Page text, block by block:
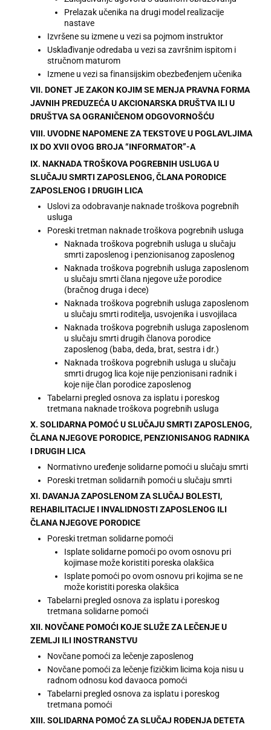
Prelazak učenika na drugi model realizacije
nastave
Izvršene su izmene u vezi sa pojmom instruktor
Usklađivanje odredaba u vezi sa završnim ispitom i
stručnom maturom
Izmene u vezi sa finansijskim obezbeđenjem učenika
VII. DONET JE ZAKON KOJIM SE MENJA PRAVNA FORMA
JAVNIH PREDUZEĆA U AKCIONARSKA DRUŠTVA ILI U
DRUŠTVA SA OGRANIČENOM ODGOVORNOŠĆU
VIII. UVODNE NAPOMENE ZA TEKSTOVE U POGLAVLJIMA
IX DO XVII OVOG BROJA “INFORMATOR”-A
IX. NAKNADA TROŠKOVA POGREBNIH USLUGA U
SLUČAJU SMRTI ZAPOSLENOG, ČLANA PORODICE
ZAPOSLENOG I DRUGIH LICA
Uslovi za odobravanje naknade troškova pogrebnih
usluga
Poreski tretman naknade troškova pogrebnih usluga
Naknada troškova pogrebnih usluga u slučaju
smrti zaposlenog i penzionisanog zaposlenog
Naknada troškova pogrebnih usluga zaposlenom
u slučaju smrti člana njegove uže porodice
(bračnog druga i dece)
Naknada troškova pogrebnih usluga zaposlenom
u slučaju smrti roditelja, usvojenika i usvojilaca
Naknada troškova pogrebnih usluga zaposlenom
u slučaju smrti drugih članova porodice
zaposlenog (baba, deda, brat, sestra i dr.)
Naknada troškova pogrebnih usluga u slučaju
smrti drugog lica koje nije penzionisani radnik i
koje nije član porodice zaposlenog
Tabelarni pregled osnova za isplatu i poreskog
tretmana naknade troškova pogrebnih usluga
X. SOLIDARNA POMOĆ U SLUČAJU SMRTI ZAPOSLENOG,
ČLANA NJEGOVE PORODICE, PENZIONISANOG RADNIKA
I DRUGIH LICA
Normativno uređenje solidarne pomoći u slučaju smrti
Poreski tretman solidarnih pomoći u slučaju smrti
XI. DAVANJA ZAPOSLENOM ZA SLUČAJ BOLESTI,
REHABILITACIJE I INVALIDNOSTI ZAPOSLENOG ILI
ČLANA NJEGOVE PORODICE
Poreski tretman solidarne pomoći
Isplate solidarne pomoći po ovom osnovu pri
kojimase može koristiti poreska olakšica
Isplate pomoći po ovom osnovu pri kojima se ne
može koristiti poreska olakšica
Tabelarni pregled osnova za isplatu i poreskog
tretmana solidarne pomoći
XII. NOVČANE POMOĆI KOJE SLUŽE ZA LEČENJE U
ZEMLJI ILI INOSTRANSTVU
Novčane pomoći za lečenje zaposlenog
Novčane pomoći za lečenje fizičkim licima koja nisu u
radnom odnosu kod davaoca pomoći
Tabelarni pregled osnova za isplatu i poreskog
tretmana pomoći
XIII. SOLIDARNA POMOĆ ZA SLUČAJ ROĐENJA DETETA